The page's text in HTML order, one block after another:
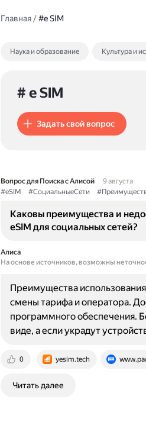
Главная/#e SIM
Наука и образование Культура и
# e SIM
Задать свой вопрос
Вопрос для Поиска с Алисой
9 августа
#eSIM
#СоциальныеСети
Каковы преимущества и
eSIM для социальных сетей?
Алиса
На основе источников, возможны
0 yesim.tech
Преимущества
смены тарифа и оператора.
программного обеспечения.
виде, а если украдут
Читать далее